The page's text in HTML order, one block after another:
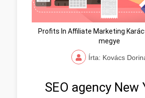
Profits In Affiliate Marketing
megye
Írta: Kovács
SEO agency New